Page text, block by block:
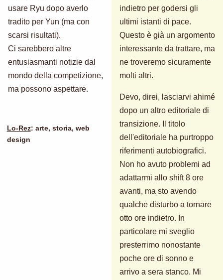
usare Ryu dopo averlo
tradito per Yun (ma con
scarsi risultati).
Ci sarebbero altre
entusiasmanti notizie dal
mondo della competizione,
ma possono aspettare.
Lo-Rez: arte, storia, web
design
indietro per godersi gli
ultimi istanti di pace.
Questo è già un argomento
interessante da trattare, ma
ne troveremo sicuramente
molti altri.
Devo, direi, lasciarvi ahimé
dopo un altro editoriale di
transizione. Il titolo
dell'editoriale ha purtroppo
riferimenti autobiografici.
Non ho avuto problemi ad
adattarmi allo shift 8 ore
avanti, ma sto avendo
qualche disturbo a tornare
otto ore indietro. In
particolare mi sveglio
presterrimo nonostante
poche ore di sonno e
arrivo a sera stanco. Mi